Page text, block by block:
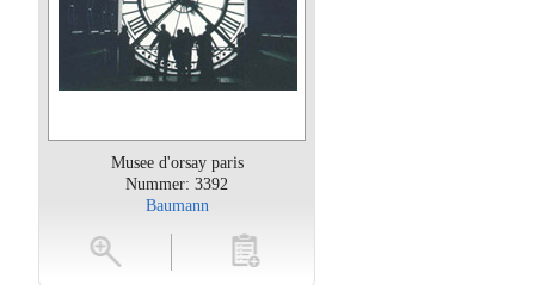
Musee d'orsay paris
Nummer: 3392
Baumann
toevoegen